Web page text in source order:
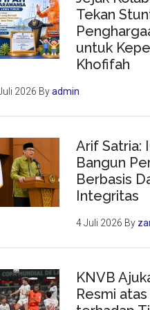
Tekan
untuk
Khofifah
2026 Byadmin
Arif Satria:
Bangun
Berbasis
Integritas
4 Juli 2026 By
KNVB
Resmi